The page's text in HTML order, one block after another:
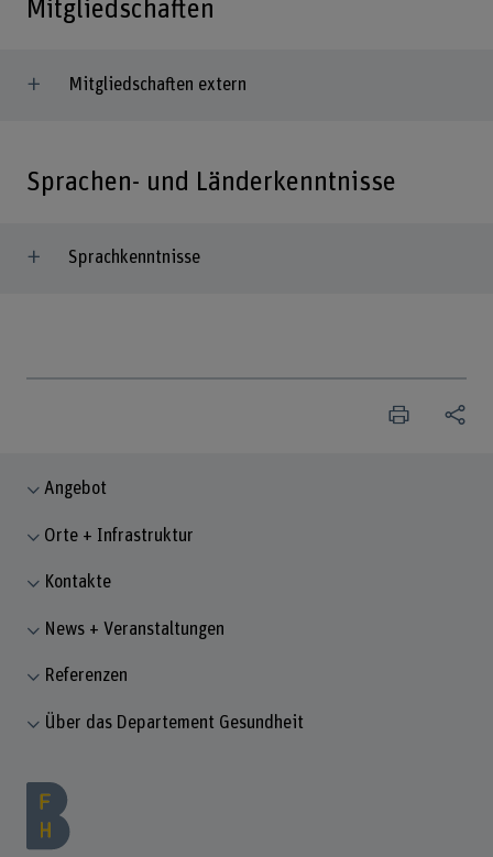
Mitgliedschaften
Mitgliedschaften extern
Sprachen- und Länderkenntnisse
Sprachkenntnisse
Angebot
Orte + Infrastruktur
Kontakte
News + Veranstaltungen
Referenzen
Über das Departement Gesundheit